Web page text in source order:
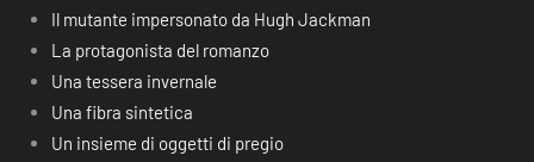
Il mutante impersonato da Hugh Jackman
La protagonista del romanzo
Una tessera invernale
Una fibra sintetica
Un insieme di oggetti di pregio